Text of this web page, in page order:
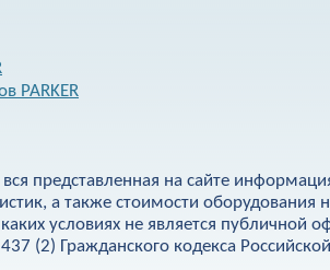
PARKER
представленная на сайте
а также стоимости оборудования
условиях не является публичной
(2) Гражданского кодекса